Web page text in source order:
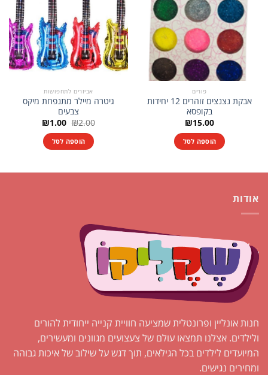
פורים
אבקת נצנצים זוהרים 12 יחידות
בקופסא
₪15.00
הוספה לסל
אביזרים לתחפושות
גיטרה מיילר מתנפחת מיקס
צבעים
₪2.00 המחיר
המקורי
היה:
₪2.00.
₪1.00 המחיר
הנוכחי
הוספה לסל
אודות
חנות אונליין ופרונטלית שמציעה חוויית קנייה ייחודית להורים
ולילדים. אצלנו תמצאו עולם של צעצועים מגוונים ומעשירים,
המיועדים לילדים בכל הגילאים, תוך דגש על שילוב של איכות גבוהה
ומחירים נגישים.